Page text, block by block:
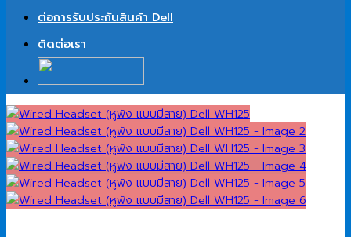
ต่อการรับประกันสินค้า Dell
ติดต่อเรา